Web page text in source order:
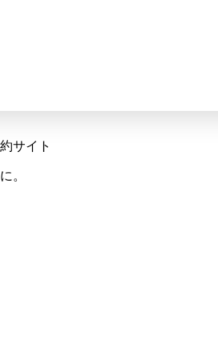
サイト
。